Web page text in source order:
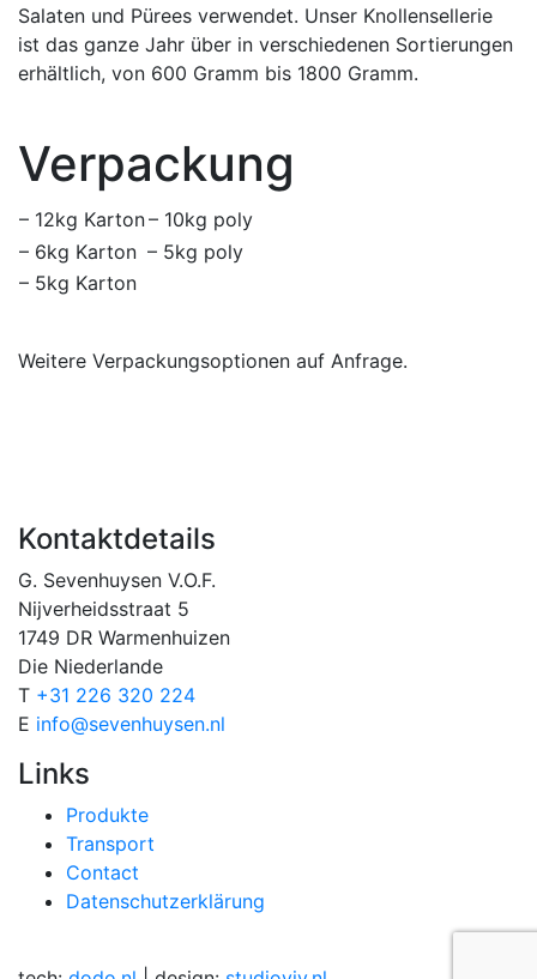
Salaten und Pürees verwendet. Unser Knollensellerie
ist das ganze Jahr über in verschiedenen Sortierungen
erhältlich, von 600 Gramm bis 1800 Gramm.
Verpackung
– 12kg Karton– 10kg poly
– 6kg Karton – 5kg poly
– 5kg Karton
Weitere Verpackungsoptionen auf Anfrage.
Kontaktdetails
G. Sevenhuysen V.O.F.
Nijverheidsstraat 5
1749 DR Warmenhuizen
Die Niederlande
T +31 226 320 224
E info@sevenhuysen.nl
Links
Produkte
Transport
Contact
Datenschutzerklärung